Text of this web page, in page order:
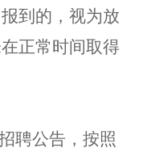
到的 ， 视为放
正常时间取得
聘公告，按照